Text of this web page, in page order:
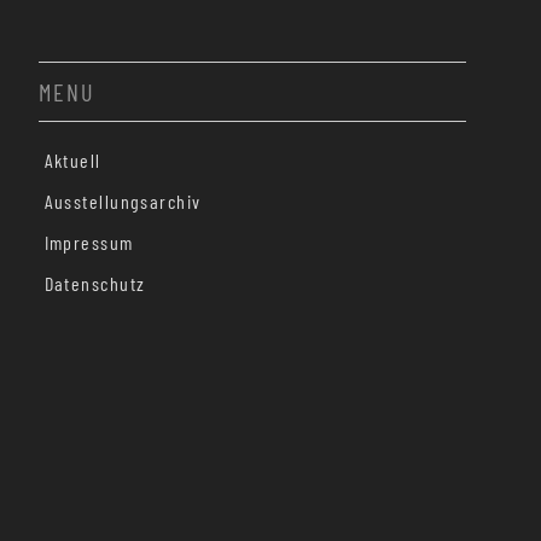
MENU
Aktuell
Ausstellungsarchiv
Impressum
Datenschutz